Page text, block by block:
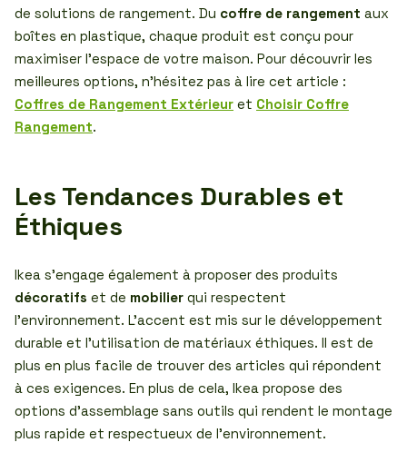
de solutions de rangement. Du coffre de rangement aux
boîtes en plastique, chaque produit est conçu pour
maximiser l’espace de votre maison. Pour découvrir les
meilleures options, n’hésitez pas à lire cet article :
Coffres de Rangement Extérieur et Choisir Coffre
Rangement.
Les Tendances Durables et
Éthiques
Ikea s’engage également à proposer des produits
décoratifs et de mobilier qui respectent
l’environnement. L’accent est mis sur le développement
durable et l’utilisation de matériaux éthiques. Il est de
plus en plus facile de trouver des articles qui répondent
à ces exigences. En plus de cela, Ikea propose des
options d’assemblage sans outils qui rendent le montage
plus rapide et respectueux de l’environnement.